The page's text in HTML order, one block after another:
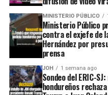
MINISTERIO PÚBLICO
Ministerio Público
contra el exjefe de
Hernández por
prensa
JOH 1 semana ago
Sondeo del ERIC-
hondureños